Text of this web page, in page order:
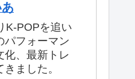
K-POPを追い
パフォーマン
化、最新トレ
ました。